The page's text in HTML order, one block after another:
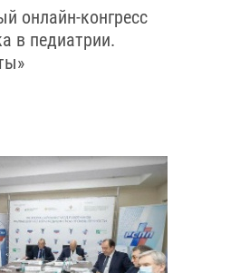
онлайн-конгресс
в педиатрии.